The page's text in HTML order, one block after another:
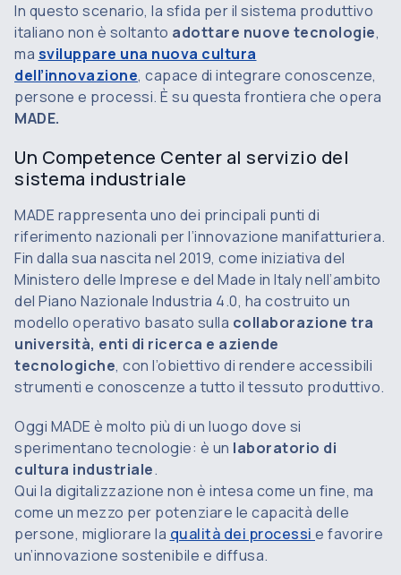
In questo scenario, la sfida per il sistema produttivo
italiano non è soltanto adottare nuove tecnologie,
ma sviluppare una nuova cultura
dell’innovazione, capace di integrare conoscenze,
persone e processi. È su questa frontiera che opera
MADE.
Un Competence Center al servizio del
sistema industriale
MADE rappresenta uno dei principali punti di
riferimento nazionali per l’innovazione manifatturiera.
Fin dalla sua nascita nel 2019, come iniziativa del
Ministero delle Imprese e del Made in Italy nell’ambito
del Piano Nazionale Industria 4.0, ha costruito un
modello operativo basato sulla collaborazione tra
università, enti di ricerca e aziende
tecnologiche, con l’obiettivo di rendere accessibili
strumenti e conoscenze a tutto il tessuto produttivo.
Oggi MADE è molto più di un luogo dove si
sperimentano tecnologie: è un laboratorio di
cultura industriale.
Qui la digitalizzazione non è intesa come un fine, ma
come un mezzo per potenziare le capacità delle
persone, migliorare la qualità dei processi e favorire
un’innovazione sostenibile e diffusa.